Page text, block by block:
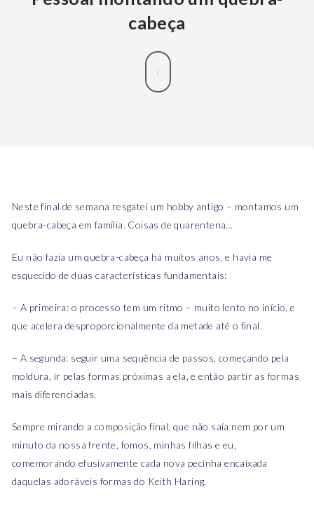
cabeça
Neste final de semana resgatei um hobby antigo – montamos um
quebra-cabeça em família. Coisas de quarentena…
Eu não fazia um quebra-cabeça há muitos anos, e havia me
esquecido de duas características fundamentais:
– A primeira: o processo tem um ritmo – muito lento no início, e
que acelera desproporcionalmente da metade até o final.
– A segunda: seguir uma sequência de passos, começando pela
moldura, ir pelas formas próximas a ela, e então partir as formas
mais diferenciadas.
Sempre mirando a composição final, que não saía nem por um
minuto da nossa frente, fomos, minhas filhas e eu,
comemorando efusivamente cada nova pecinha encaixada
daquelas adoráveis formas do Keith Haring.